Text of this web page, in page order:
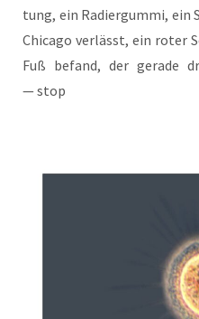
tung, ein Radier­gum­mi, ein
Chi­ca­go ver­lässt, ein roter
Fuß befand, der gera­de
— stop